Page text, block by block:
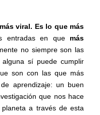
viral. Es lo que más
entradas en que más
no siempre son las
sí puede cumplir
son con las que más
aprendizaje: un buen
que nos hace
a través de esta